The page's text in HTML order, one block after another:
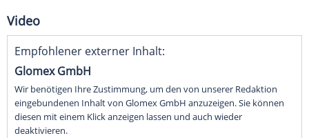
Video
Empfohlener externer Inhalt:
Glomex GmbH
Wir benötigen Ihre Zustimmung, um den von unserer Redaktion
eingebundenen Inhalt von Glomex GmbH anzuzeigen. Sie können
diesen mit einem Klick anzeigen lassen und auch wieder
deaktivieren.